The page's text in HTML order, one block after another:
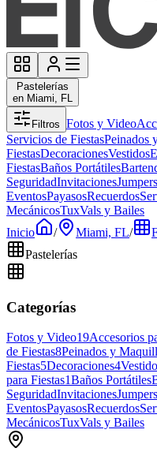
Pastelerías
en Miami, FL
Filtros Fotos y Video
Servicios de FiestasPeinados
FiestasDecoracionesVestidos
FiestasBaños Portátiles
SeguridadInvitacionesJumpers
EventosPayasosRecuerdos
MecánicosTuxVals y Bailes
Inicio
/ Miami, FL/
Pastelerías
Categorías
Fotos y Video19Accesorios
de Fiestas8Peinados y
Fiestas5Decoraciones4
para Fiestas1Baños Portátiles
SeguridadInvitacionesJumpers
EventosPayasosRecuerdos
MecánicosTuxVals y Bailes